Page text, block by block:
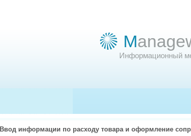
M
Информационный
Ввод информации по расходу товара и оформление